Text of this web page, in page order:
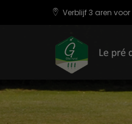
Verblijf 3 aren